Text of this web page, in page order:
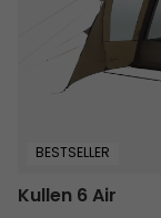
BESTSELLER
Kullen 6 Air